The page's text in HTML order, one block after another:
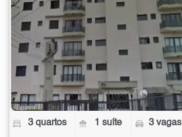
3 quartos 1 suíte 3 vagas